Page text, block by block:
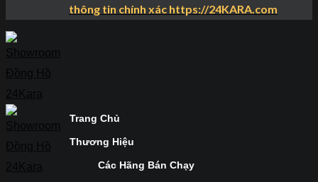
thông tin chính xác https://24KARA.com
Trang Chủ
Thương Hiệu
Các Hãng Bán Chạy